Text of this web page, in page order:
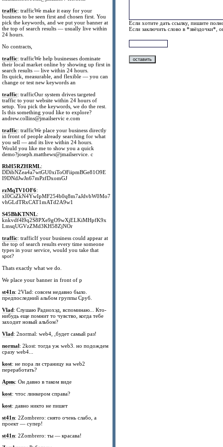
traffic: trafficWe make it easy for your
business to be seen first and chosen first. You
pick the keywords, and we put your banner at
the top of search results — usually live within
24 hours.
No contracts,
traffic: trafficWe help businesses dominate
their local market online by showing up first in
search results — live within 24 hours.
Its quick, measurable, and flexible — you can
change or test new keywords an
traffic: trafficOur system drives targeted
traffic to your website within 24 hours of
setup. You pick the keywords, we do the rest.
Is this something youd like to explore?
andrew.collins@jmailservic e.com
traffic: trafficWe place your business directly
in front of people already searching for what
you sell — and its live within 24 hours.
Would you like me to show you a quick
demo?joseph.matthews@jmailservice. c
RbH5RZHRML:
DDibNZea4a7wtGU0xiToOFiipmBGe81O9E
I9DNdJwJn67mPzfDxomGJ
rzMqTV1OF6:
xI0CsZkN4YwIpMF254b0q8m7aJdvbW0Mo7
vhGLdTRxCAT1mATd2A9w1
S45BhKTNNL:
knkvdf4l9q2S8PXe9gO9wXjELKiMHpfK9x
LmsqUGVzZMd3KH58ZjNOr
traffic: trafficIf your business could appear at
the top of search results every time someone
types in your service, would you take that
spot?
Thats exactly what we do.
We place your banner in front of p
st41n: 2Vlad: совсем недавно было.
предпоследний альбом группы Сруб.
Vlad: Слушаю Радиохэд, вспоминаю... Кто-
нибудь еще помнит то чувство, когда тебе
заходит новый альбом?
Vlad: 2normal: web4, ,будет самый раз!
normal: 2kost: тогда уж web3. но подождем
сразу web4...
kost: не пора ли страницу на web2
переработать?
Арик: Он давно в таком виде
kost: чтос линкером справа?
kost: давно никто не пишет
st41n: 2Zombrero: снято очень слабо, а
проект — супер!
st41n: 2Zombrero: ты — красава!
Если хотите дать ссылку, пишите
Если заключить слово в *звёздочки*,